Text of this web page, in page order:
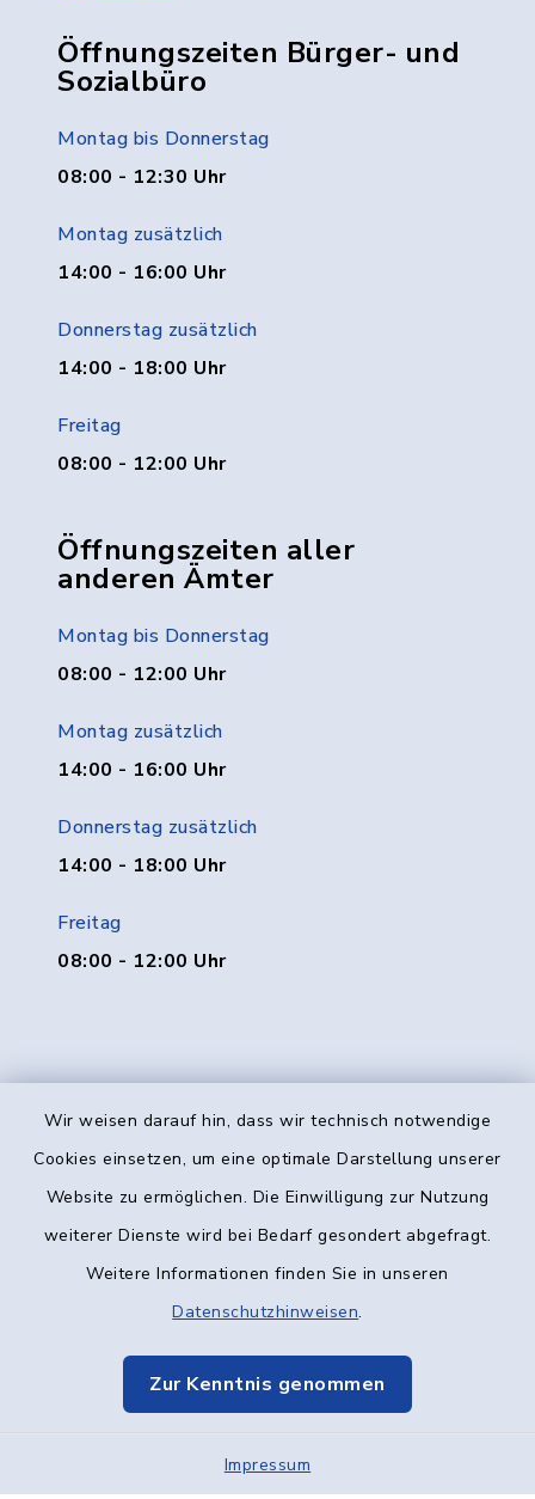
Wir weisen darauf hin, dass wir technisch notwendige
Cookies einsetzen, um eine optimale Darstellung unserer
Website zu ermöglichen. Die Einwilligung zur Nutzung
weiterer Dienste wird bei Bedarf gesondert abgefragt.
Weitere Informationen finden Sie in unseren
Datenschutzhinweisen.
Zur Kenntnis genommen
Impressum
Öffnungszeiten Bürger- und
Sozialbüro
Montag bis Donnerstag
08:00 - 12:30 Uhr
Montag zusätzlich
14:00 - 16:00 Uhr
Donnerstag zusätzlich
14:00 - 18:00 Uhr
Freitag
08:00 - 12:00 Uhr
Öffnungszeiten aller
anderen Ämter
Montag bis Donnerstag
08:00 - 12:00 Uhr
Montag zusätzlich
14:00 - 16:00 Uhr
Donnerstag zusätzlich
14:00 - 18:00 Uhr
Freitag
08:00 - 12:00 Uhr
Kontakt
Datenschutz
Elektronische Kommunikation
Sitemap